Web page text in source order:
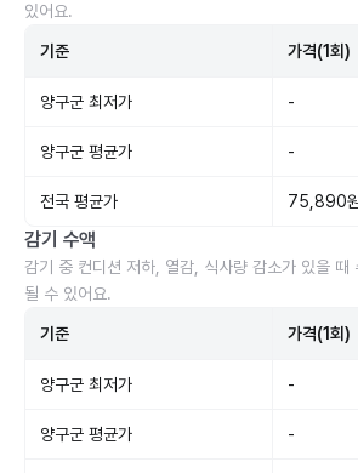
있어요.
기준 가격(1회)
양구군 최저가 -
양구군 평균가 -
전국 평균가 75,890원
감기 수액
감기 중 컨디션 저하, 열감, 식사량 감소가 있을 때
될 수 있어요.
기준 가격(1회)
양구군 최저가 -
양구군 평균가 -